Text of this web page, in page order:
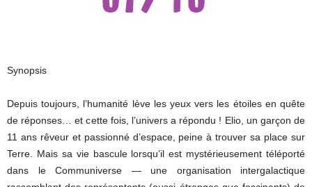
Synopsis
Depuis toujours, l’humanité lève les yeux vers les étoiles en quête
de réponses… et cette fois, l’univers a répondu ! Elio, un garçon de
11 ans rêveur et passionné d’espace, peine à trouver sa place sur
Terre. Mais sa vie bascule lorsqu’il est mystérieusement téléporté
dans le Communiverse — une organisation intergalactique